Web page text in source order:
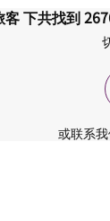
客下共找到
或联系